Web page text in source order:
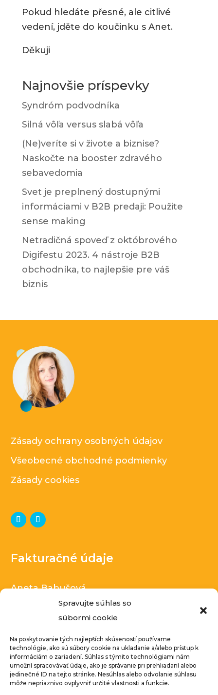
Spravujte súhlas so
súbormi cookie
Na poskytovanie tých najlepších skúseností používame
technológie, ako sú súbory cookie na ukladanie a/alebo prístup k
informáciám o zariadení. Súhlas s týmito technológiami nám
umožní spracovávať údaje, ako je správanie pri prehliadaní alebo
jedinečné ID na tejto stránke. Nesúhlas alebo odvolanie súhlasu
môže nepriaznivo ovplyvniť určité vlastnosti a funkcie.
Pokud hledáte přesné, ale citlivé
vedení, jděte do koučinku s Anet.
Děkuji
Najnovšie príspevky
Syndróm podvodníka
Silná vôľa versus slabá vôľa
(Ne)veríte si v živote a biznise?
Naskočte na booster zdravého
sebavedomia
Svet je preplnený dostupnými
informáciami v B2B predaji: Použite
sense making
Netradičná spoveď z októbrového
Digifestu 2023. 4 nástroje B2B
obchodníka, to najlepšie pre váš
biznis
Zásady ochrany osobných údajov
Všeobecné obchodné podmienky
Zásady cookies
Fakturačné údaje
Aneta Babušová
V ladech 252/7, Zlonín
Česká republika
IČ: 14040000
DIČ: CZ8551258320
Podnikatelka zapísaná v živnostenskom
rejstríku